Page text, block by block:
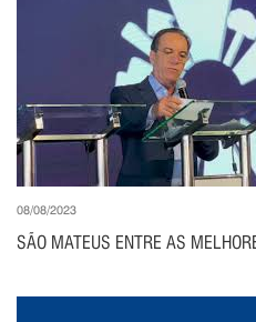
08/08/2023
SÃO MATEUS ENTRE AS